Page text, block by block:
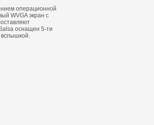
операционной
WVGA экран с
оснащен 5-ти
вспышкой.